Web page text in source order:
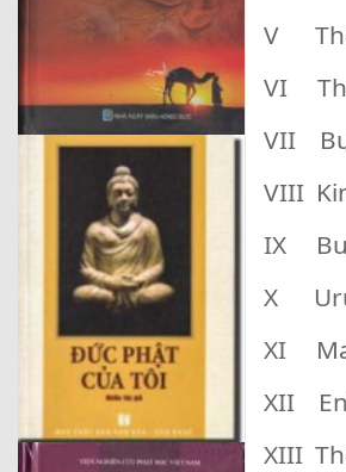
V
VI
VII
VIII
IX
X
XI
XII
XIII